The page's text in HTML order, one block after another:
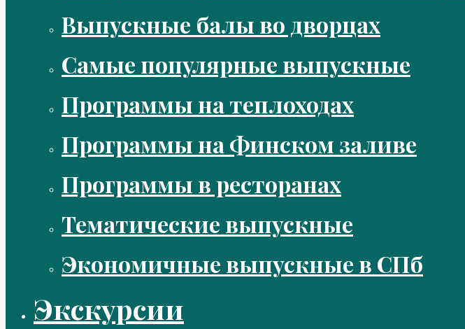
Выпускные балы во дворцах
Самые популярные выпускные
Программы на теплоходах
Программы на Финском заливе
Программы в ресторанах
Тематические выпускные
Экономичные выпускные в СПб
Экскурсии